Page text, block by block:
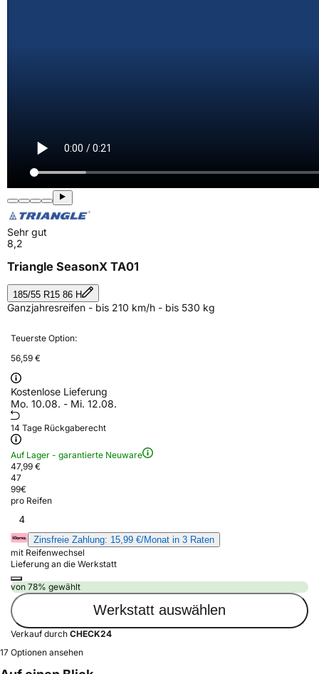
Sehr gut
8,2
Triangle SeasonX TA01
185/55 R15 86 H
Ganzjahresreifen - bis 210 km/h - bis 530 kg
Teuerste Option:
56,59 €
Kostenlose Lieferung
Mo. 10.08. - Mi. 12.08.
14 Tage Rückgaberecht
Auf Lager - garantierte Neuware
47,99 €
47
99€
pro Reifen
4
Zinsfreie Zahlung: 15,99 €/Monat in 3 Raten
mit Reifenwechsel
Lieferung an die Werkstatt
von 78% gewählt
Werkstatt auswählen
Verkauf durch CHECK24
17 Optionen ansehen